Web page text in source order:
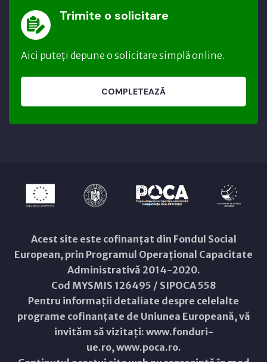
Trimite o solicitare
Aici puteți depune o solicitare simplă online.
COMPLETEAZĂ
Acest site este cofinanțat din Fondul Social
European, prin Programul Operațional Capacitate
Administrativă 2014-2020.
Cod MYSMIS 126495 / SIPOCA 558
Pentru informații detaliate despre celelalte
programe cofinanțate de Uniunea Europeană, vă
invităm să vizitați: www.fonduri-
ue.ro, www.poca.ro.